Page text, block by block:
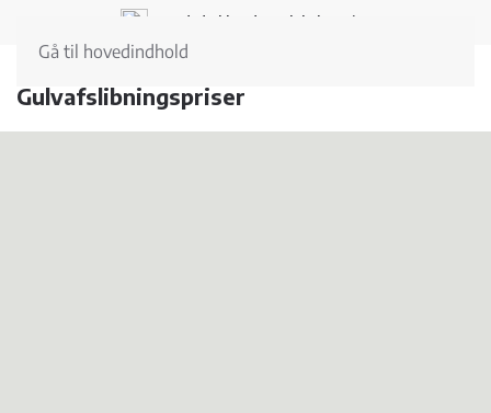
Gå til hovedindhold
Landsdækkende og lokal service